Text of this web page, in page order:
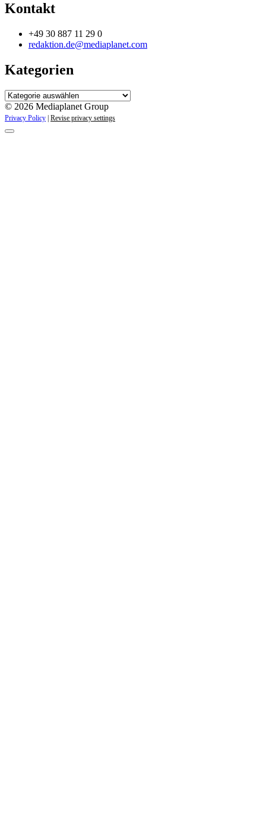
Kontakt
+49 30 887 11 29 0
redaktion.de@mediaplanet.com
Kategorien
Kategorien
© 2026 Mediaplanet Group
Privacy Policy Revise privacy settings